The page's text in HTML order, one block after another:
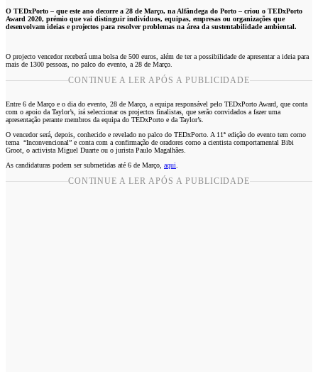
Ouvir este artigo
O TEDxPorto – que este ano decorre a 28 de Março, na Alfândega do Porto – criou o TEDxPorto
Award 2020, prémio que vai distinguir indivíduos, equipas, empresas ou organizações que
desenvolvam ideias e projectos para resolver problemas na área da sustentabilidade ambiental.
O projecto vencedor receberá uma bolsa de 500 euros, além de ter a possibilidade de apresentar a ideia para
mais de 1300 pessoas, no palco do evento, a 28 de Março.
CONTINUE A LER APÓS A PUBLICIDADE
Entre 6 de Março e o dia do evento, 28 de Março, a equipa responsável pelo TEDxPorto Award, que conta
com o apoio da Taylor’s, irá seleccionar os projectos finalistas, que serão convidados a fazer uma
apresentação perante membros da equipa do TEDxPorto e da Taylor’s.
O vencedor será, depois, conhecido e revelado no palco do TEDxPorto. A 11ª edição do evento tem como
tema “Inconvencional” e conta com a confirmação de oradores como a cientista comportamental Bibi
Groot, o activista Miguel Duarte ou o jurista Paulo Magalhães.
As candidaturas podem ser submetidas até 6 de Março, aqui
CONTINUE A LER APÓS A PUBLICIDADE